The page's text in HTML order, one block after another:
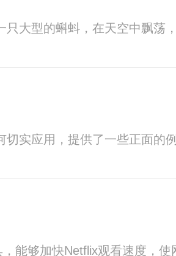
大型的蝌蚪，在天空中飘荡
实应用，提供了一些正面的
能够加快Netflix观看速度，使